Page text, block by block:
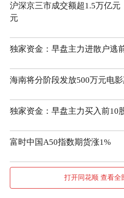
沪深京三市成交额超1.5万亿
元
独家资金：早盘主力进散户逃
海南将分阶段发放500万元电
独家资金：早盘主力买入前10
富时中国A50指数期货涨1%
打开同花顺 查看全